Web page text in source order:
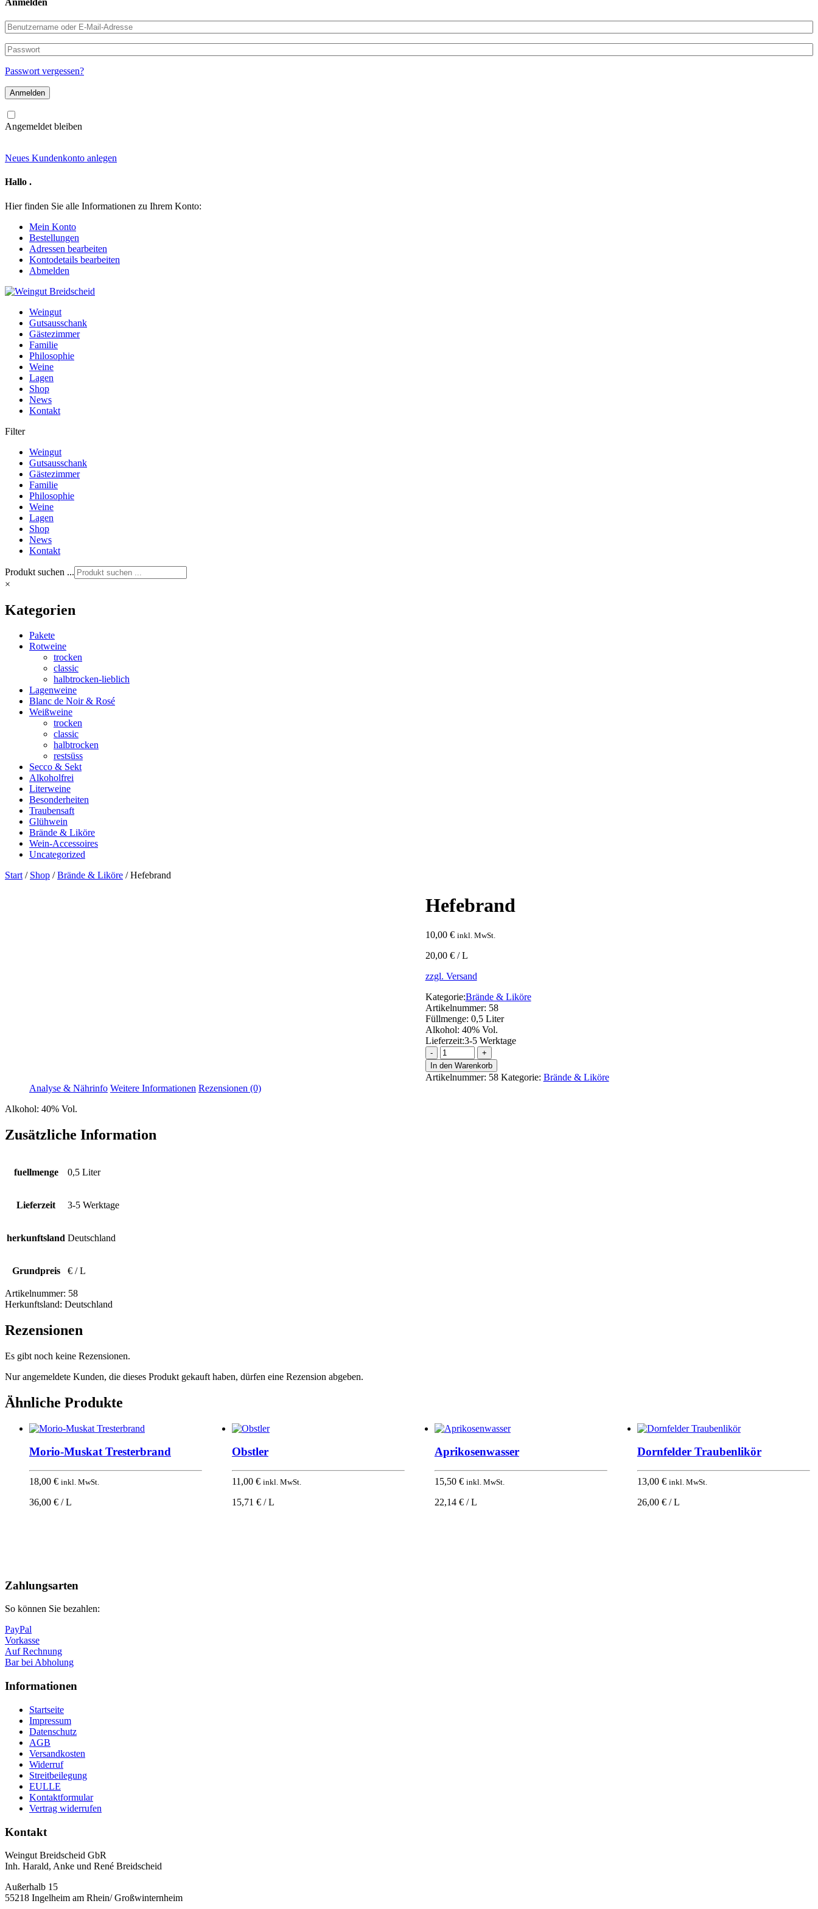
Benutzername
oder
E-
Mail-
Adresse
Passwort
Passwort vergessen?
Angemeldet bleiben
Neues Kundenkonto anlegen
Hallo .
Hier finden Sie alle Informationen zu Ihrem Konto:
Mein Konto
Bestellungen
Adressen bearbeiten
Kontodetails bearbeiten
Abmelden
Weingut
Gutsausschank
Gästezimmer
Familie
Philosophie
Weine
Lagen
Shop
News
Kontakt
Filter
Weingut
Gutsausschank
Gästezimmer
Familie
Philosophie
Weine
Lagen
Shop
News
Kontakt
Produkt suchen ...
×
Kategorien
Pakete
Rotweine
trocken
classic
halbtrocken-lieblich
Lagenweine
Blanc de Noir & Rosé
Weißweine
trocken
classic
halbtrocken
restsüss
Secco & Sekt
Alkoholfrei
Literweine
Besonderheiten
Traubensaft
Glühwein
Brände & Liköre
Wein-Accessoires
Uncategorized
Start/ Shop /Brände & Liköre / Hefebrand
Hefebrand
10,00 € inkl. MwSt.
20,00 € / L
zzgl. Versand
Kategorie:Brände & Liköre
Artikelnummer: 58
Füllmenge: 0,5 Liter
Alkohol: 40% Vol.
Lieferzeit:3-5 Werktage
Hefebrand
Menge
In den Warenkorb
Artikelnummer: 58 Kategorie: Brände & Liköre
Analyse & Nährinfo Weitere Informationen Rezensionen (0)
Alkohol: 40% Vol.
Zusätzliche Information
fuellmenge 0,5 Liter
Lieferzeit 3-5 Werktage
herkunftsland Deutschland
Grundpreis € / L
Artikelnummer: 58
Herkunftsland: Deutschland
Rezensionen
Es gibt noch keine Rezensionen.
Nur angemeldete Kunden, die dieses Produkt gekauft haben, dürfen eine Rezension abgeben.
Ähnliche Produkte
Morio-Muskat Tresterbrand
18,00 € inkl. MwSt.
36,00 € / L
Obstler
11,00 € inkl. MwSt.
15,71 € / L
Aprikosenwasser
15,50 € inkl. MwSt.
22,14 € / L
Dornfelder Traubenlikör
13,00 € inkl. MwSt.
26,00 € / L
oben
Zahlungsarten
So können Sie bezahlen:
PayPal
Vorkasse
Auf Rechnung
Bar bei Abholung
Informationen
Startseite
Impressum
Datenschutz
AGB
Versandkosten
Widerruf
Streitbeilegung
EULLE
Kontaktformular
Vertrag widerrufen
Kontakt
Weingut Breidscheid GbR
Inh. Harald, Anke und René Breidscheid
Außerhalb 15
55218 Ingelheim am Rhein/ Großwinternheim